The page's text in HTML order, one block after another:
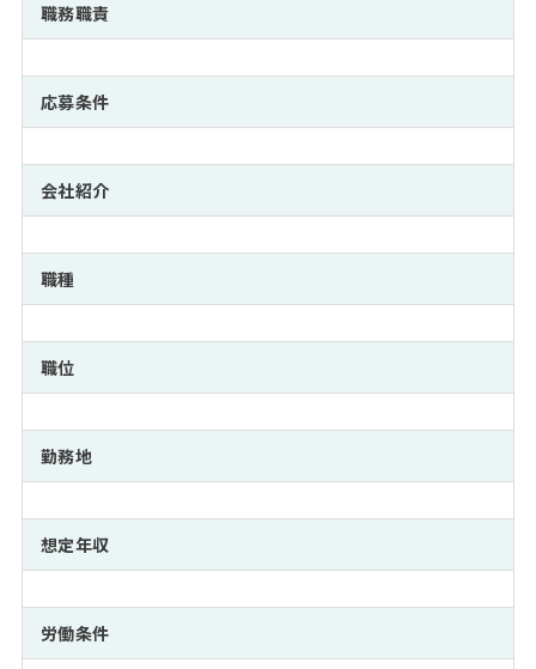
MBA留学生数の推移
インターン受入企業一覧
MBAを生かす求人特集
年齢と年収の相関図
外資系／面接攻略のコツ
キャリアに効く一冊
注目企業インタビュー
プロ経営者の特別セミナー
Career Talk Live
MBA NETWORKING
パブリシティ
ニュースリリース
職務職責
応募条件
会社紹介
職種
職位
勤務地
想定年収
労働条件